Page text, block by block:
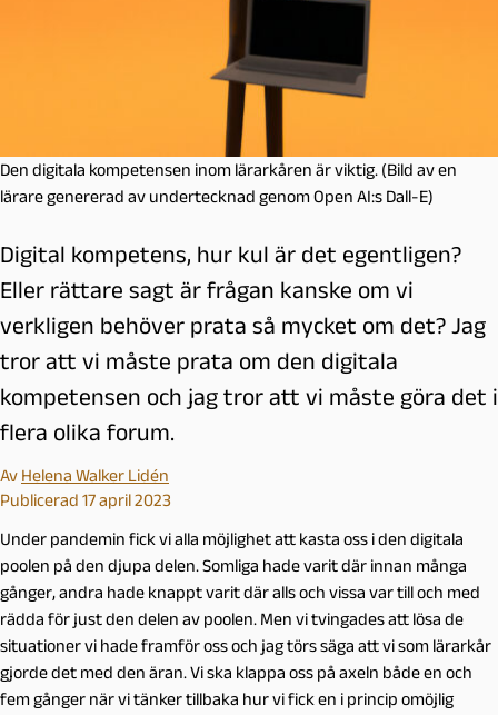
Den digitala kompetensen inom lärarkåren är viktig. (Bild av en
lärare genererad av undertecknad genom Open AI:s Dall-E)
Digital kompetens, hur kul är det egentligen?
Eller rättare sagt är frågan kanske om vi
verkligen behöver prata så mycket om det? Jag
tror att vi måste prata om den digitala
kompetensen och jag tror att vi måste göra det i
flera olika forum.
Av Helena Walker Lidén
Publicerad 17 april 2023
Under pandemin fick vi alla möjlighet att kasta oss i den digitala
poolen på den djupa delen. Somliga hade varit där innan många
gånger, andra hade knappt varit där alls och vissa var till och med
rädda för just den delen av poolen. Men vi tvingades att lösa de
situationer vi hade framför oss och jag törs säga att vi som lärarkår
gjorde det med den äran. Vi ska klappa oss på axeln både en och
fem gånger när vi tänker tillbaka hur vi fick en i princip omöjlig